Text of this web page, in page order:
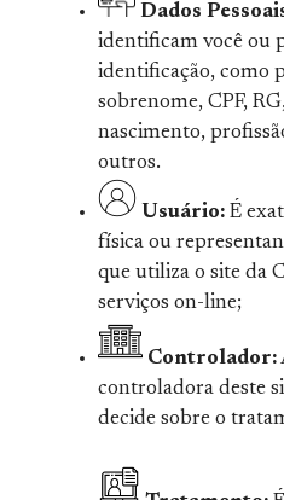
Dados
identificam você ou
identificação, como
sobrenome, CPF,
nascimento,
outros.
Usuário: É
física ou
que utiliza o site da
serviços on-line;
Controlador:
controladora deste
decide sobre o